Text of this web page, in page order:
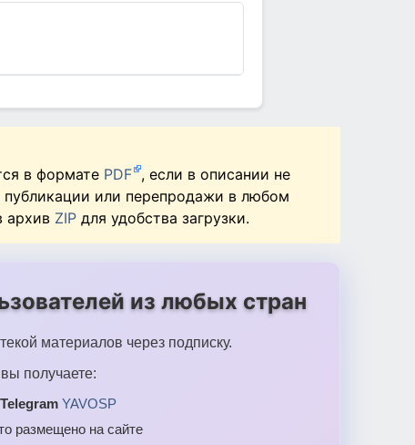
в формате PDF , если в описании не
или перепродажи в любом
архив ZIP для удобства загрузки.
из любых стран
материалов через подписку.
получаете:
YAVOSP
размещено на сайте